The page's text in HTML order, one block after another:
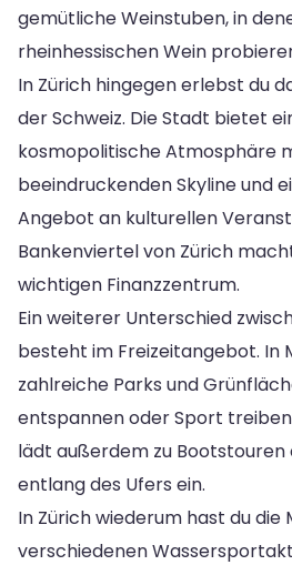
gemütliche Weinstuben, in
rheinhessischen Wein
In Zürich hingegen erlebst du
der Schweiz. Die Stadt bietet
kosmopolitische Atmosphäre
beeindruckenden Skyline und
Angebot an kulturellen
Bankenviertel von Zürich
wichtigen Finanzzentrum.
Ein weiterer Unterschied
besteht im Freizeitangebot. In
zahlreiche Parks und
entspannen oder Sport
lädt außerdem zu Bootstouren
entlang des Ufers ein.
In Zürich wiederum hast du die
verschiedenen